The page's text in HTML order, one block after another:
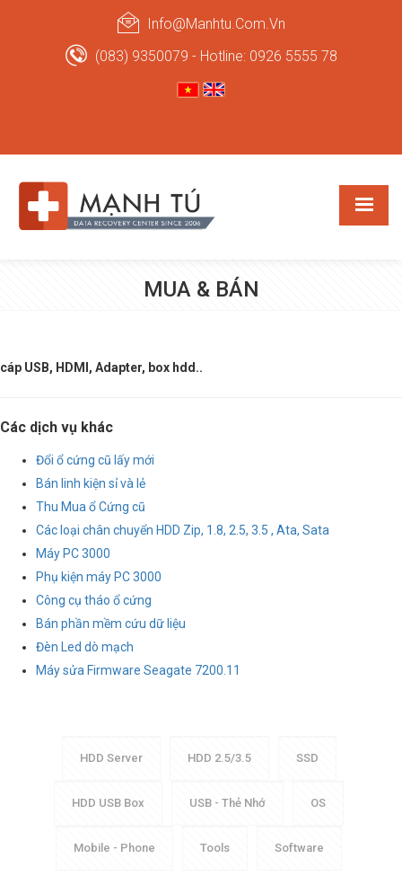
Info@manhtu.com.vn
(083) 9350079 - Hotline: 0926 5555 78
MUA & BÁN
cáp USB, HDMI, Adapter, box hdd..
Các dịch vụ khác
Đổi ổ cứng cũ lấy mới
Bán linh kiện sỉ và lẻ
Thu Mua ổ Cứng cũ
Các loại chân chuyển HDD Zip, 1.8, 2.5, 3.5 , Ata, Sata
Máy PC 3000
Phụ kiện máy PC 3000
Công cụ tháo ổ cứng
Bán phần mềm cứu dữ liệu
Đèn Led dò mạch
Máy sửa Firmware Seagate 7200.11
HDD Server HDD 2.5/3.5 SSD
HDD USB Box USB - Thẻ Nhớ OS
Mobile - Phone Tools Software